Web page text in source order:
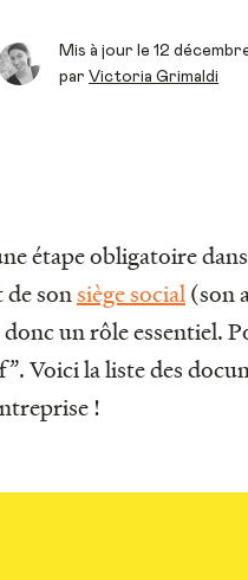
Mis à jour le 12
par Victoria Grimaldi
étape obligatoire
de sonsiège social(son
un rôle essentiel.
Voici la liste des
!